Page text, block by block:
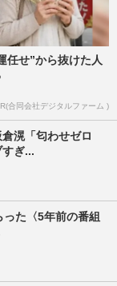
任せ”から抜けた人
合同会社デジタルファーム )
滉「匂わせゼロ
ぎ...
た〈5年前の番組